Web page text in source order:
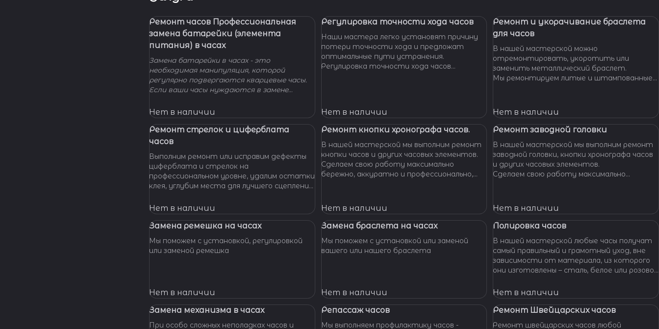
Ремонт часов Профессиональная
замена батарейки (элемента
питания) в часах
Замена батарейки в часах - это
необходимая манипуляция, которой
регулярно подвергаются кварцевые часы.
Если ваши часы нуждаются в замене
нашу мастерскую! Наши мастера с
удовольствием помогут вам решить
вашу проблему и произведут замену
батарейки профессионально, быстро,
Нет в наличии
Регулировка точности хода часов
Наши мастера легко установят причину
потери точности хода и предложат
оптимальные пути устранения.
Регулировка точности хода часов
Нет в наличии
Ремонт и укорачивание браслета
для часов
В нашей мастерской можно
отремонтировать, укоротить или
заменить металлический браслет.
Мы ремонтируем литые и штампованные
освежаем их внешний вид,
Нет в наличии
Ремонт стрелок и циферблата
часов
Выполним ремонт или исправим дефекты
циферблата и стрелок на
профессиональном уровне, удалим остатки
клея, углубим места для лучшего сцепления
стрелки, метки, камни. Восстановим
крепления циферблата к механизму.
Нет в наличии
Ремонт кнопки хронографа часов.
В нашей мастерской мы выполним ремонт
кнопки часов и других часовых элементов.
Сделаем свою работу максимально
бережно, аккуратно и профессионально,
Нет в наличии
Ремонт заводной головки
В нашей мастерской мы выполним ремонт
заводной головки, кнопки хронографа часов
и других часовых элементов.
Сделаем свою работу максимально
Нет в наличии
Замена ремешка на часах
Мы поможем с установкой, регулировкой
или заменой ремешка
Нет в наличии
Замена браслета на часах
Мы поможем с установкой или заменой
вашего или нашего браслета
Нет в наличии
Полировка часов
В нашей мастерской любые часы получат
самый правильный и грамотный уход, вне
зависимости от материала, из которого
они изготовлены – сталь, белое или розовое
специалисты отполируют практически
любой материал.
Нет в наличии
Замена механизма в часах
При особо сложных неполадках часов и
Репассаж часов
Мы выполняем профилактику часов -
Ремонт Швейцарских часов
Ремонт швейцарских часов любой